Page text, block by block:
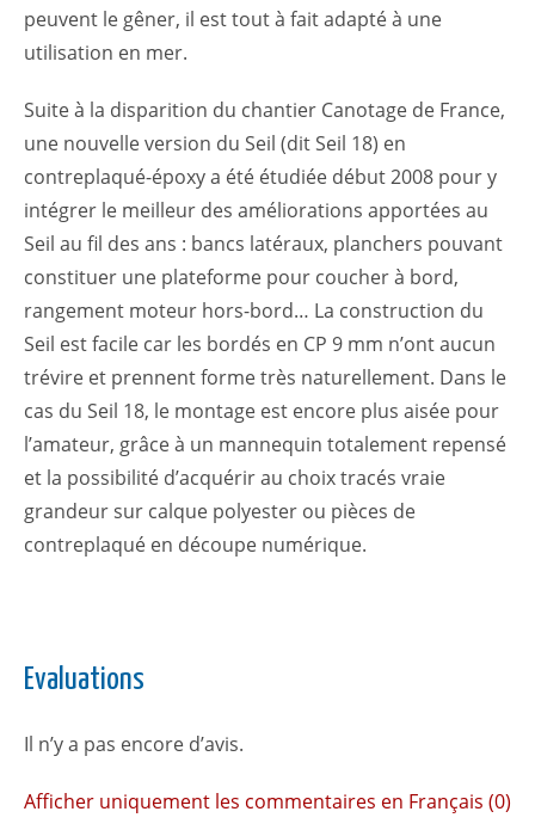
peuvent le gêner, il est tout à fait adapté à une
utilisation en mer.
Suite à la disparition du chantier Canotage de France,
une nouvelle version du Seil (dit Seil 18) en
contreplaqué-époxy a été étudiée début 2008 pour y
intégrer le meilleur des améliorations apportées au
Seil au fil des ans : bancs latéraux, planchers pouvant
constituer une plateforme pour coucher à bord,
rangement moteur hors-bord… La construction du
Seil est facile car les bordés en CP 9 mm n’ont aucun
trévire et prennent forme très naturellement. Dans le
cas du Seil 18, le montage est encore plus aisée pour
l’amateur, grâce à un mannequin totalement repensé
et la possibilité d’acquérir au choix tracés vraie
grandeur sur calque polyester ou pièces de
contreplaqué en découpe numérique.
Evaluations
Il n’y a pas encore d’avis.
Afficher uniquement les commentaires en Français (0)